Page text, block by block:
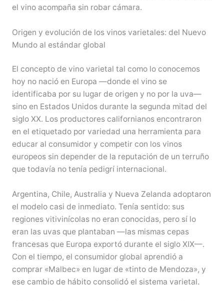
el vino acompaña sin robar cámara.
Origen y evolución de los vinos varietales: del Nuevo
Mundo al estándar global
El concepto de vino varietal tal como lo conocemos
hoy no nació en Europa —donde el vino se
identificaba por su lugar de origen y no por la uva—
sino en Estados Unidos durante la segunda mitad del
siglo XX. Los productores californianos encontraron
en el etiquetado por variedad una herramienta para
educar al consumidor y competir con los vinos
europeos sin depender de la reputación de un terruño
que todavía no tenía pedigrí internacional.
Argentina, Chile, Australia y Nueva Zelanda adoptaron
el modelo casi de inmediato. Tenía sentido: sus
regiones vitivinícolas no eran conocidas, pero sí lo
eran las uvas que plantaban —las mismas cepas
francesas que Europa exportó durante el siglo XIX—.
Con el tiempo, el consumidor global aprendió a
comprar «Malbec» en lugar de «tinto de Mendoza», y
ese cambio de hábito consolidó el sistema varietal.